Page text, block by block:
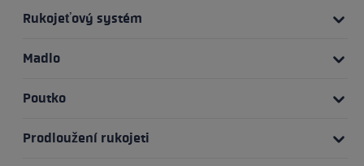
Rukojeťový systém
Madlo
Poutko
Prodloužení rukojeti